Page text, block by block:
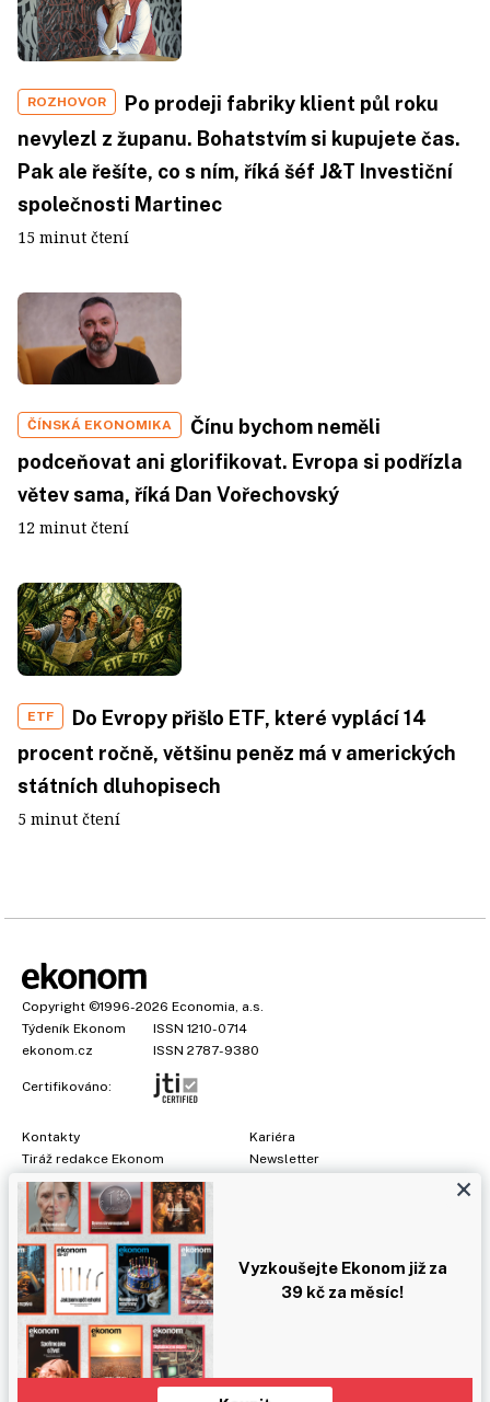
ROZHOVOR
Po prodeji fabriky klient půl roku
nevylezl z županu. Bohatstvím si kupujete čas.
Pak ale řešíte, co s ním, říká šéf J&T Investiční
společnosti Martinec
15 minut čtení
ČÍNSKÁ EKONOMIKA
Čínu bychom neměli
podceňovat ani glorifikovat. Evropa si podřízla
větev sama, říká Dan Vořechovský
12 minut čtení
ETF
Do Evropy přišlo ETF, které vyplácí 14
procent ročně, většinu peněz má v amerických
státních dluhopisech
5 minut čtení
Copyright ©1996-2026 Economia, a.s.
Týdeník Ekonom
ISSN 1210-0714
ekonom.cz
ISSN 2787-9380
Certifikováno:
Kontakty
Tiráž redakce Ekonom
Předplatné
Kariéra
Newsletter
Prohlášení o cookies
Nastavení soukromí
Ochrana osobních údajů
Inzerce
, obchodní garant:Adéla Formáčková ,+420 739 500 832
Jakékoliv užití obsahu, včetně převzetí článků, je bez souhlasu
Economia, a.s. zapovězeno. Bez souhlasu Economia, a.s. je
zapovězeno též rozmnožování obsahu pro účely automatizované
Vyzkoušejte Ekonom již za
39 kč za měsíc!
×